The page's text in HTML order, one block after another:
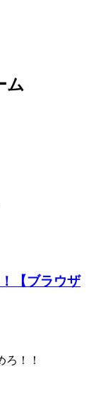
ム
【ブラウザ
！！